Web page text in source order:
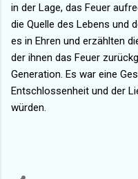
in der Lage, das Feuer
die Quelle des Lebens und
es in Ehren und erzählten
der ihnen das Feuer
Generation. Es war eine
Entschlossenheit und der
würden.